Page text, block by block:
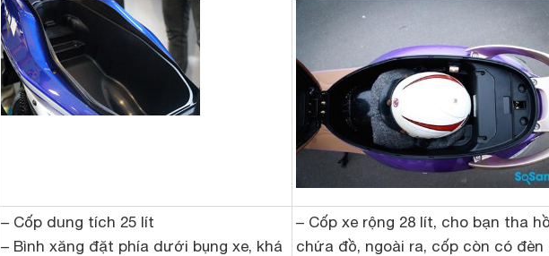
– Cốp dung tích 25 lít
– Bình xăng đặt phía dưới bụng xe, khá
– Cốp xe rộng 28 lít, cho bạn tha
chứa đồ, ngoài ra, cốp còn có đèn